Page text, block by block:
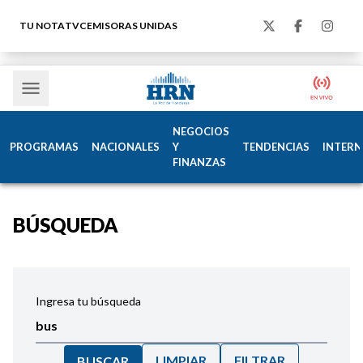
TU NOTATVCEMISORAS UNIDAS
PROGRAMAS NACIONALES
NEGOCIOS
Y
FINANZAS
TENDENCIAS
BÚSQUEDA
Ingresa tu búsqueda